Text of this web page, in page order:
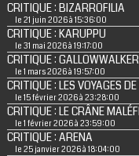
CRITIQUE : BIZARROFILIA
le 21 juin 2026 à 15:36:00
CRITIQUE : KARUPPU
le 31 mai 2026 à 19:17:00
CRITIQUE :
le 1 mars 2026 à 19:57:00
CRITIQUE : LES VOYAGES
le 15 février 2026 à 23:28:00
CRITIQUE : LE CRÂNE
le 1 février 2026 à 23:59:00
CRITIQUE : ARENA
le 25 janvier 2026 à 18:04:00